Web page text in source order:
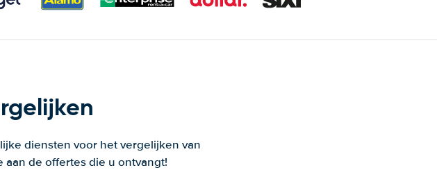
diensten voor het vergelijken van
de offertes die u ontvangt!